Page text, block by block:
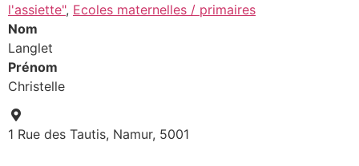
l'assiette", Ecoles maternelles / primaires
Nom
Langlet
Prénom
Christelle
1 Rue des Tautis, Namur, 5001